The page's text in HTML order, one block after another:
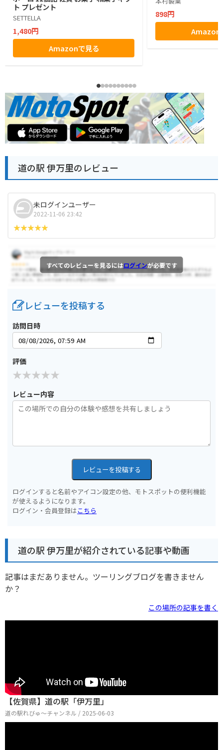
ト プレゼント
SETTELLA
1,480円
Amazonで見る
898円
Amazon
道の駅 伊万里のレビュー
未ログインユーザー
2022-11-06 23:42
すべてのレビューを見るにはログインが必要です
レビューを投稿する
訪問日時
評価
レビュー内容
レビューを投稿する
ログインすると名前やアイコン設定の他、モトスポットの便利機能
が使えるようになります。
ログイン・会員登録はこちら
道の駅 伊万里が紹介されている記事や動画
記事はまだありません。ツーリングブログを書きません
か？
この場所の記事を書く
【佐賀県】道の駅「伊万里」
道の駅れびゅ〜チャンネル / 2025-06-03